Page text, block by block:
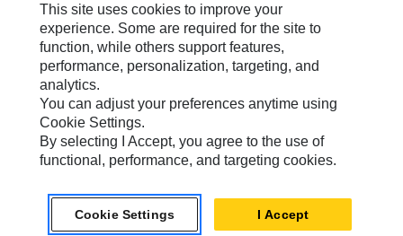
Caterpillar Müşteri Hizmetleri Ve Iletişim
Site Haritası
Cookie Settings
Yasal
Gizlilik
Africa, Middle East ‧ Türk© 2026 Caterpillar. Tüm Hakları Saklıdır.
This site uses cookies to improve your
experience. Some are required for the site to
function, while others support features,
performance, personalization, targeting, and
analytics.
You can adjust your preferences anytime using
Cookie Settings.
By selecting I Accept, you agree to the use of
functional, performance, and targeting cookies.
Cookie Settings I Accept